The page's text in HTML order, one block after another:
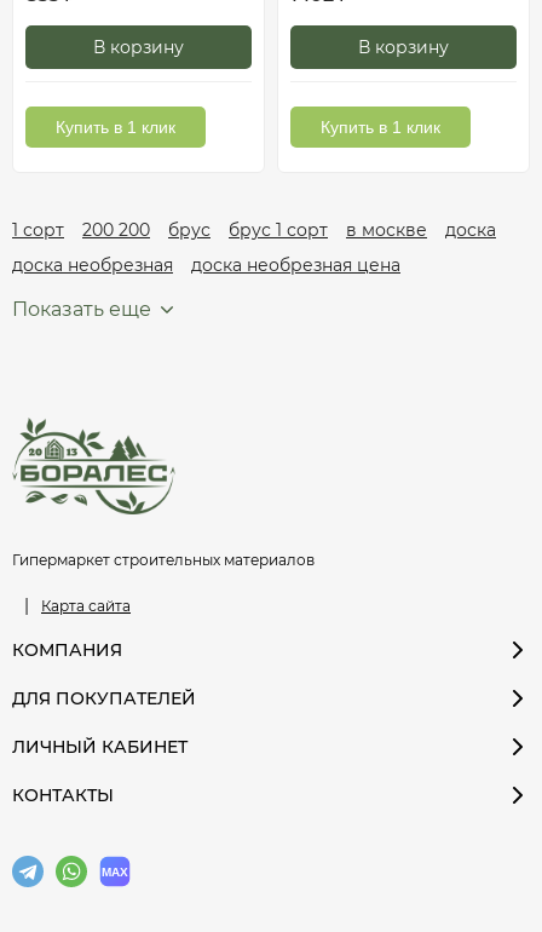
В корзину
Купить в 1 клик
В корзину
Купить в 1 клик
1 сорт 200 200 брус брус 1 сорт в москве
доска
доска необрезная
доска необрезная цена
Показать еще
Гипермаркет строительных материалов
| Карта сайта
КОМПАНИЯ
ДЛЯ ПОКУПАТЕЛЕЙ
ЛИЧНЫЙ КАБИНЕТ
КОНТАКТЫ